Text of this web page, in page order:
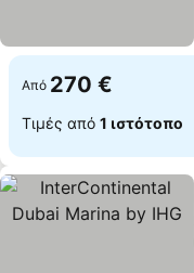
Από 270 €
Τιμές από 1 ιστότοπο